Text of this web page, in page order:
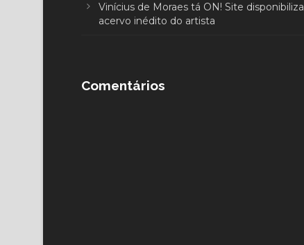
Vinícius de Moraes tá ON! Site disponibiliza
acervo inédito do artista
Comentários